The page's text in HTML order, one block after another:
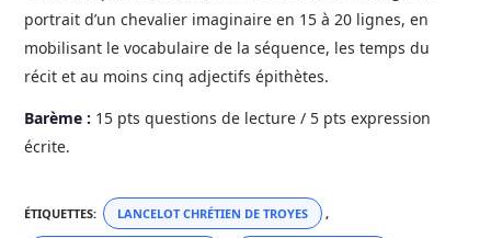
portrait d’un chevalier imaginaire en 15 à 20 lignes, en
mobilisant le vocabulaire de la séquence, les temps du
récit et au moins cinq adjectifs épithètes.
Barème : 15 pts questions de lecture / 5 pts expression
écrite.
ÉTIQUETTES: LANCELOT CHRÉTIEN DE TROYES ,